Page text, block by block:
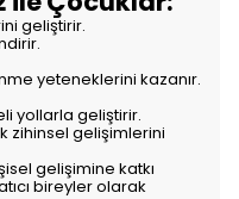
geliştirir.
yeteneklerini kazanır.
yollarla geliştirir.
zihinsel gelişimlerini
gelişimine katkı
bireyler olarak